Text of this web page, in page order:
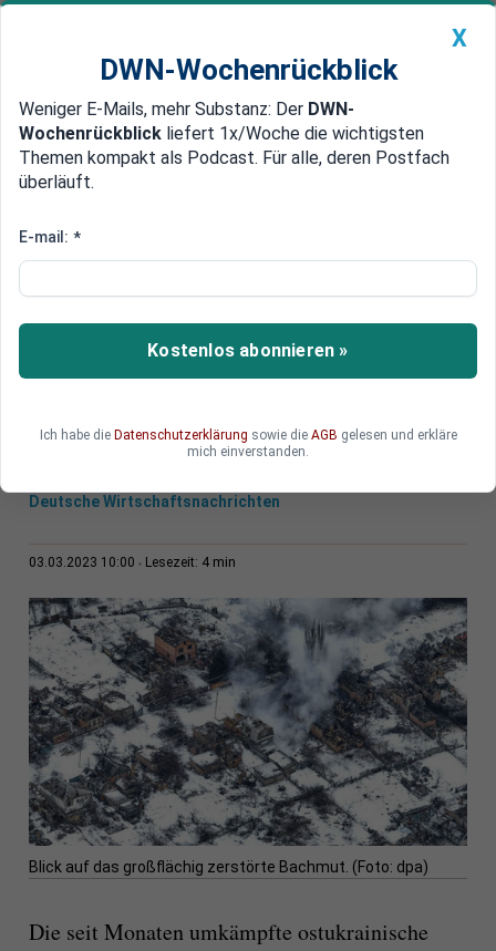
Newsticker MEIN DWN: Geldanlage Premium
Edelmetalle DWN-Magazin China
Lagebericht Ukraine: Bachmut
Die schweren Kämpfe um Bachmut setzen sich
unvermindert fort. Die Stadt droht eingekesselt
zu werden. Lesen Sie alle Entwicklungen des
Deutsche Wirtschaftsnachrichten
03.03.2023 10:00 Lesezeit: 4 min
Blick auf das großflächig zerstörte Bachmut. (Foto: dpa)
Die seit Monaten umkämpfte ostukrainische
X
DWN-Wochenrückblick
Weniger E-Mails, mehr Substanz: Der DWN-
Wochenrückblick liefert 1x/Woche die wichtigsten
Themen kompakt als Podcast. Für alle, deren Postfach
überläuft.
E-mail: *
Kostenlos abonnieren »
Ich habe die Datenschutzerklärung sowie die AGB gelesen und erkläre
mich einverstanden.